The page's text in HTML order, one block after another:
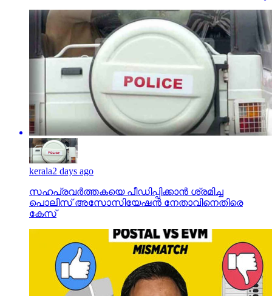
kerala2 days ago
സഹപ്രവര്‍ത്തകയെ പീഡിപ്പിക്കാന്‍ ശ്രമിച്ച
പൊലീസ് അസോസിയേഷന്‍ നേതാവിനെതിരെ
കേസ്